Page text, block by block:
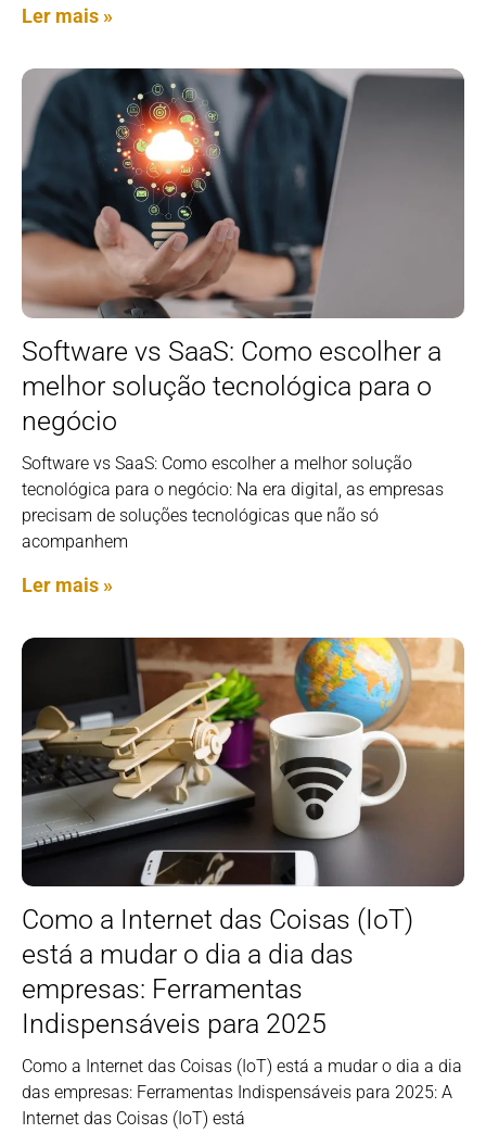
Ler mais »
Software vs SaaS: Como escolher a
melhor solução tecnológica para o
negócio
Software vs SaaS: Como escolher a melhor solução
tecnológica para o negócio: Na era digital, as empresas
precisam de soluções tecnológicas que não só
acompanhem
Ler mais »
Como a Internet das Coisas (IoT)
está a mudar o dia a dia das
empresas: Ferramentas
Indispensáveis para 2025
Como a Internet das Coisas (IoT) está a mudar o dia a dia
das empresas: Ferramentas Indispensáveis para 2025: A
Internet das Coisas (IoT) está